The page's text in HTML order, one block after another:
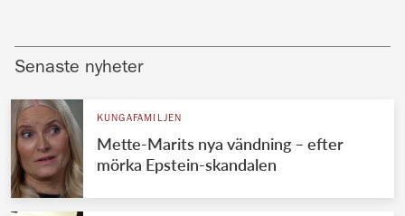
Senaste nyheter
KUNGAFAMILJEN
Mette-Marits nya vändning – efter
mörka Epstein-skandalen